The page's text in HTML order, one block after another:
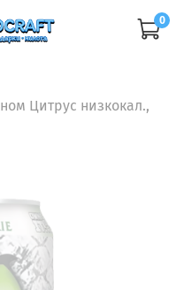
0
Цитрус низкокал.,